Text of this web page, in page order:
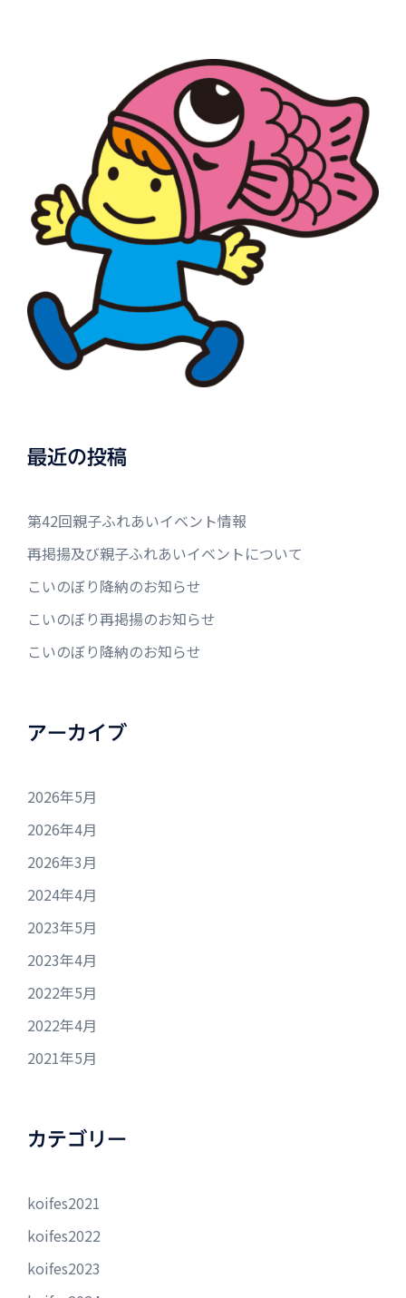
最近の投稿
第42回親子ふれあいイベント情報
再掲揚及び親子ふれあいイベントについて
こいのぼり降納のお知らせ
こいのぼり再掲揚のお知らせ
こいのぼり降納のお知らせ
アーカイブ
2026年5月
2026年4月
2026年3月
2024年4月
2023年5月
2023年4月
2022年5月
2022年4月
2021年5月
カテゴリー
koifes2021
koifes2022
koifes2023